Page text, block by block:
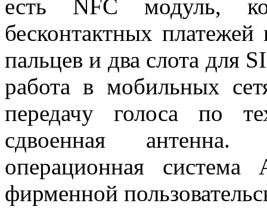
есть NFC модуль,
бесконтактных
пальцев и два слота для
работа в мобильных
передачу голоса по
сдвоенная
операционная
фирменной